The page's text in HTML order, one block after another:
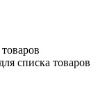
списка товаров